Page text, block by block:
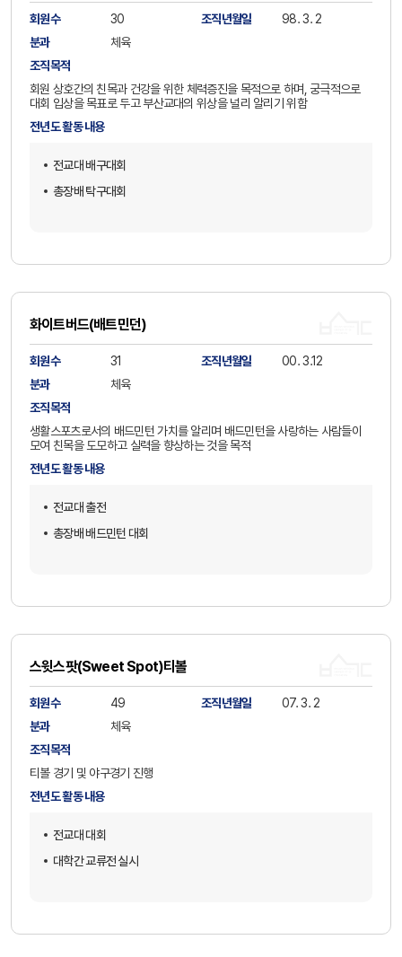
회원수 30 조직년월일
98. 3. 2
분과
체육
조직목적
회원 상호간의 친목과 건강을 위한 체력증진을 목적으로 하며, 궁극적으로
대회 입상을 목표로 두고 부산교대의 위상을 널리 알리기 위함
전년도 활동 내용
전교대 배구대회
총장배 탁구대회
화이트버드(배트민던)
회원수 31 조직년월일
00. 3.12
분과
체육
조직목적
생활스포츠로서의 배드민턴 가치를 알리며 배드민턴을 사랑하는 사람들이
모여 친목을 도모하고 실력을 향상하는 것을 목적
전년도 활동 내용
전교대 출전
총장배 배드민턴 대회
스윗스팟(Sweet Spot)티볼
회원수 49 조직년월일
07. 3. 2
분과
체육
조직목적
티볼 경기 및 야구경기 진행
전년도 활동 내용
전교대 대회
대학간 교류전 실시